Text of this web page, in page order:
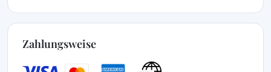
Zahlungsweise